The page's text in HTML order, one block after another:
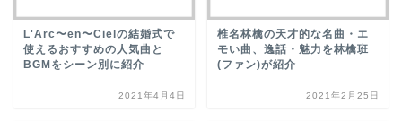
L'Arc〜en〜Cielの結婚式で
使えるおすすめの人気曲と
BGMをシーン別に紹介
2021年4月4日
椎名林檎の天才的な名曲・エ
モい曲、逸話・魅力を林檎班
(ファン)が紹介
2021年2月25日